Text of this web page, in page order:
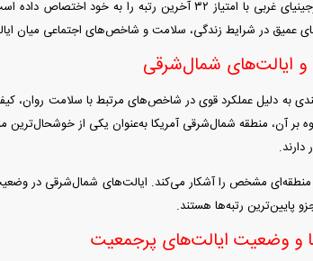
عمیق در شرایط زندگی، سلامت و شاخص‌های اجتماعی میان
و ایالت‌های شمال‌شرقی
به دلیل عملکرد قوی در شاخص‌های مرتبط با سلامت روان،
بر آن، منطقه شمال‌شرقی آمریکا به‌عنوان یکی از
مشخص را آشکار می‌کند. ایالت‌های شمال‌شرقی در
پایین‌ترین رتبه‌ها هستند.
و وضعیت ایالت‌های پرجمعیت